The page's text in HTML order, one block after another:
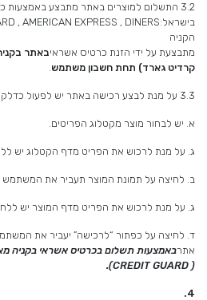
3.2 התשלום למוצרים באתר מתבצע באמצעות כל כרטיסי אשראי אשר תקפים
הקניה
מתבצעת על ידי הזנת כרטיס אשראיבאתר
קרדיט גארד) תחת חשבון משתמש.
3.3 על מנת לבצע רכישה באתר יש לפעול כדלקמן:
א. יש לבחור מוצר מקטלוג הפריטים.
ג. על מנת לרכוש את הפריט מדף הקטלוג יש
ב. לחיצה על תמונת המוצר תעביר את המשתמש
ג. על מנת לרכוש את הפריט מדף המוצר יש
ד. לחיצה על כפתור “לרכישה” יעביר את
אתרבאמצעות תשלום בכרטיס אשראי בקניה
(
CREDIT GUARD
).
4.